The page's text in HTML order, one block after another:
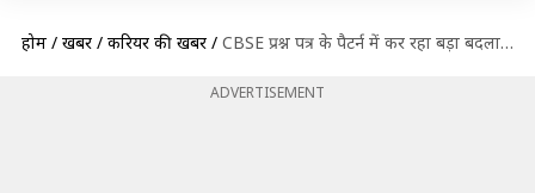
होम / खबरें / करियर की खबरें / CBSE प्रश्न पत्र के पैटर्न में कर रहा बड़ा बदलाव, जानें किस साल से होगा लागू
ADVERTISEMENT